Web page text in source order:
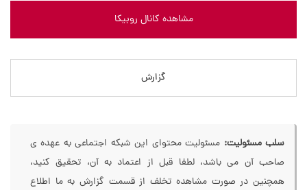
مشاهده کانال روبیکا
گزارش
سلب مسئولیت: مسئولیت محتوای این شبکه اجتماعی به عهده ی
صاحب آن می باشد، لطفا قبل از اعتماد به آن، تحقیق کنید،
همچنین در صورت مشاهده تخلف از قسمت گزارش به ما اطلاع